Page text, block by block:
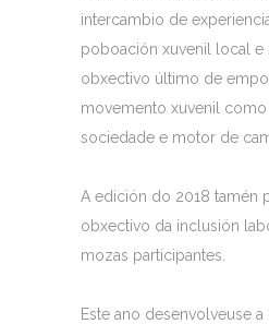
intercambio de
poboación xuvenil local e
obxectivo último de
movemento xuvenil como
sociedade e motor de
A edición do 2018 tamén
obxectivo da inclusión
mozas participantes.
Este ano desenvolveuse a